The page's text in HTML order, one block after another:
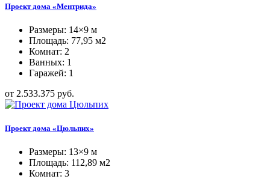
Проект дома «Ментрида»
Размеры: 14×9 м
Площадь: 77,95 м2
Комнат: 2
Ванных: 1
Гаражей: 1
от 2.533.375 руб.
Проект дома «Цюльпих»
Размеры: 13×9 м
Площадь: 112,89 м2
Комнат: 3